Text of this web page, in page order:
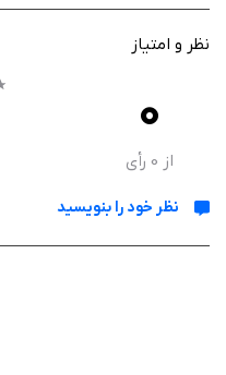
🌍 دنیای وسیع و فانتزی:
🎯 ماموریت‌ها و چالش‌های روزانه:
کنید و همیشه در رقابت بمانید.
🤝 حالت همکاری و رقابتی:
نظر و امتیاز
0
از 0 رأی
نظر خود را بنویسید